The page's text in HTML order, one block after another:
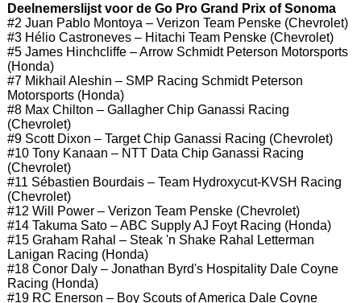
Deelnemerslijst voor de Go Pro Grand Prix of Sonoma
#2 Juan Pablo Montoya – Verizon Team Penske (Chevrolet)
#3 Hélio Castroneves – Hitachi Team Penske (Chevrolet)
#5 James Hinchcliffe – Arrow Schmidt Peterson Motorsports
(Honda)
#7 Mikhail Aleshin – SMP Racing Schmidt Peterson
Motorsports (Honda)
#8 Max Chilton – Gallagher Chip Ganassi Racing
(Chevrolet)
#9 Scott Dixon – Target Chip Ganassi Racing (Chevrolet)
#10 Tony Kanaan – NTT Data Chip Ganassi Racing
(Chevrolet)
#11 Sébastien Bourdais – Team Hydroxycut-KVSH Racing
(Chevrolet)
#12 Will Power – Verizon Team Penske (Chevrolet)
#14 Takuma Sato – ABC Supply AJ Foyt Racing (Honda)
#15 Graham Rahal – Steak 'n Shake Rahal Letterman
Lanigan Racing (Honda)
#18 Conor Daly – Jonathan Byrd's Hospitality Dale Coyne
Racing (Honda)
#19 RC Enerson – Boy Scouts of America Dale Coyne